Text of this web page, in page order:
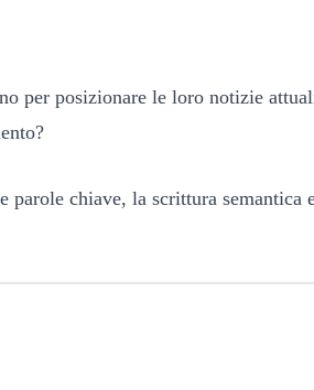
posizionare le loro notizie
parole chiave, la scrittura